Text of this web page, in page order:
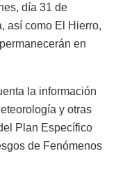
día 31 de
así como El Hierro,
en
la información
y otras
Plan Específico
de Fenómenos